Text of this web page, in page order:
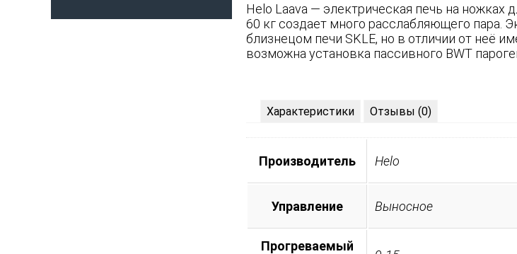
Helo Laava — электрическая печь на ножках
60 кг создает много расслабляющего пара.
близнецом печи SKLE, но в отличии от неё
возможна установка пассивного BWT
Характеристики Отзывы (0)
Производитель Helo
Управление Выносное
Прогреваемый